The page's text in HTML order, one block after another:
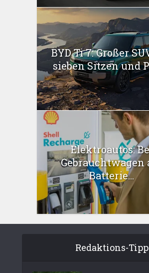
BYD Ti 7: Großer
sieben Sitzen und
Elektroautos:
Gebrauchtwagen
Batterie...
Redaktions-Tipp